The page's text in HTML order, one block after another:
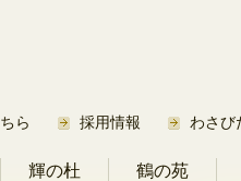
ら 採用情報 わさび
輝の杜 鶴の苑